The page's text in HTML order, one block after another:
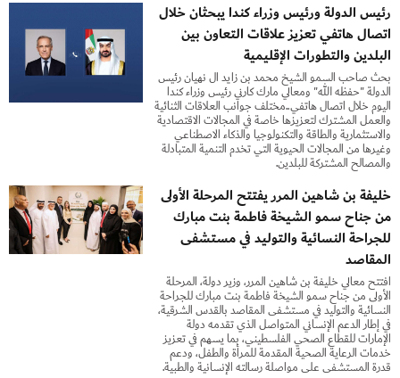
رئيس الدولة ورئيس وزراء كندا يبحثان خلال
اتصال هاتفي تعزيز علاقات التعاون بين
البلدين والتطورات الإقليمية
بحث صاحب السمو الشيخ محمد بن زايد آل نهيان رئيس
الدولة "حفظه الله" ومعالي مارك كارني رئيس وزراء كندا
اليوم خلال اتصال هاتفي..مختلف جوانب العلاقات الثنائية
والعمل المشترك لتعزيزها خاصة في المجالات الاقتصادية
والاستثمارية والطاقة والتكنولوجيا والذكاء الاصطناعي
وغيرها من المجالات الحيوية التي تخدم التنمية المتبادلة
والمصالح المشتركة للبلدين.
خليفة بن شاهين المرر يفتتح المرحلة الأولى
من جناح سمو الشيخة فاطمة بنت مبارك
للجراحة النسائية والتوليد في مستشفى
المقاصد
افتتح معالي خليفة بن شاهين المرر، وزير دولة، المرحلة
الأولى من جناح سمو الشيخة فاطمة بنت مبارك للجراحة
النسائية والتوليد في مستشفى المقاصد بالقدس الشرقية،
في إطار الدعم الإنساني المتواصل الذي تقدمه دولة
الإمارات للقطاع الصحي الفلسطيني، بما يسهم في تعزيز
خدمات الرعاية الصحية المقدمة للمرأة والطفل، ودعم
قدرة المستشفى على مواصلة رسالته الإنسانية والطبية.